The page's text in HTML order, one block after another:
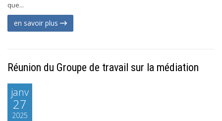
que...
en savoir plus
Réunion du Groupe de travail sur la médiation
janv
27
2025